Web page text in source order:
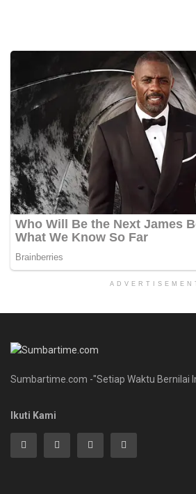
Sumbartime.com -"Setiap Waktu Bernilai
Ikuti Kami